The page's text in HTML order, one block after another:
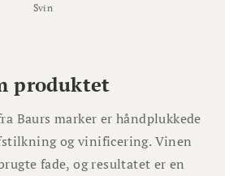
Svin
produktet
Baurs marker er håndplukkede
og vinificering. Vinen
fade, og resultatet er en